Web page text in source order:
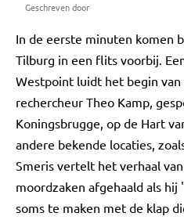
Geschreven door
In de eerste minuten komen
Tilburg in een flits voorbij.
Westpoint luidt het begin van
rechercheur Theo Kamp,
Koningsbrugge, op de Hart
andere bekende locaties,
Smeris vertelt het verhaal
moordzaken afgehaald als
soms te maken met de klap